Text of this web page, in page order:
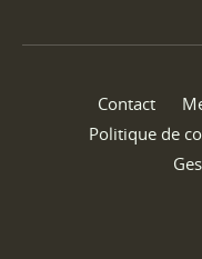
Contact
Politique de